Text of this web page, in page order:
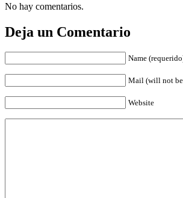
No hay comentarios.
Deja un Comentario
Name
Mail (will not
Website